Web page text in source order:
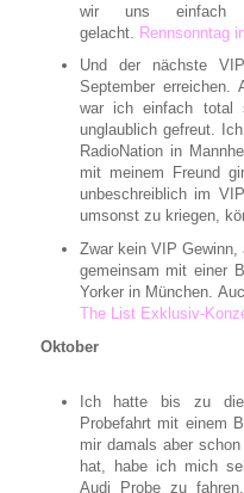
wir uns einfach
gelacht. Rennsonntag
Und der nächste
September
war ich einfach total
unglaublich gefreut.
RadioNation in
mit meinem Freund
unbeschreiblich im
umsonst zu kriegen,
Zwar kein VIP
gemeinsam mit einer
Yorker in München.
The List Exklusiv-
Oktober
Ich hatte bis zu
Probefahrt mit einem
mir damals aber
hat, habe ich mich
Audi Probe zu